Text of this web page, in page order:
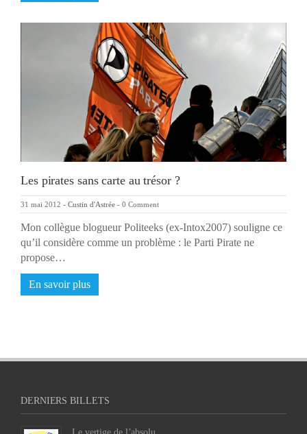
Les pirates sans carte au trésor ?
31 mai 2012 - Custin d'Astrée - 0 Comment
Mon collègue blogueur Politeeks (ex-Intox2007) souligne ce
qu’il considère comme un problème : le Parti Pirate ne
propose…
En savoir plus
DERNIERS BILLETS